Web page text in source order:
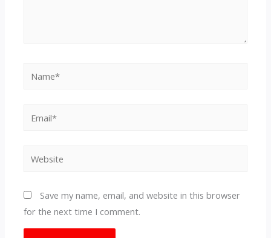
Website
Save my name, email, and website in this browser
for the next time I comment.